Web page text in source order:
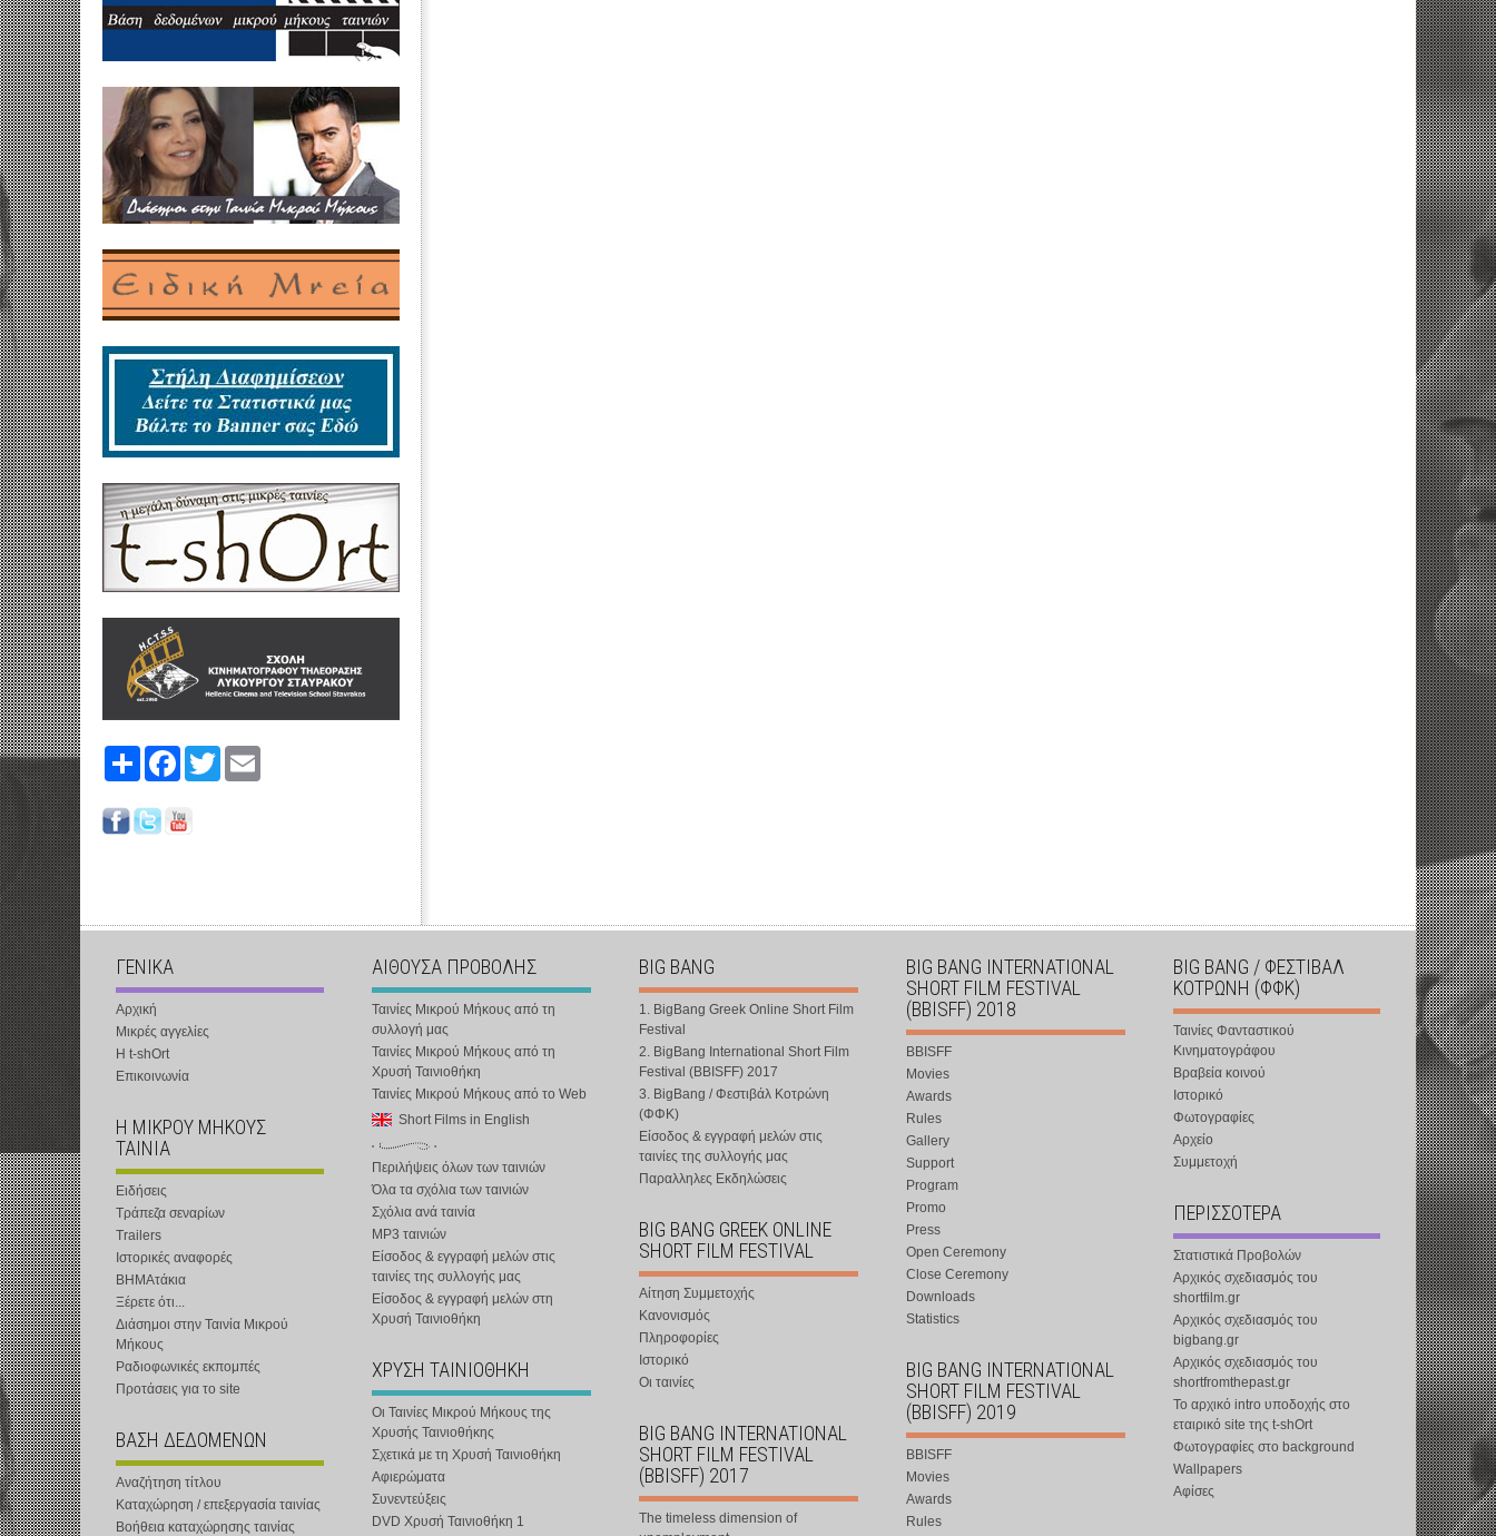
Share FacebookTwitter
ΓΕΝΙΚΑ
Αρχική
Μικρές αγγελίες
Η t-shOrt
Επικοινωνία
Η ΜΙΚΡΟΥ ΜΗΚΟΥΣ
ΤΑΙΝΙΑ
Ειδήσεις
Τράπεζα σεναρίων
Trailers
Ιστορικές αναφορές
ΒΗΜΑτάκια
Ξέρετε ότι...
Διάσημοι στην Ταινία Μικρού
Μήκους
Ραδιοφωνικές εκπομπές
Προτάσεις για το site
ΒΑΣΗ ΔΕΔΟΜΕΝΩΝ
Αναζήτηση τίτλου
Καταχώρηση / επεξεργασία ταινίας
Βοήθεια καταχώρησης ταινίας
ΑΙΘΟΥΣΑ ΠΡΟΒΟΛΗΣ
Ταινίες Μικρού Μήκους από τη
συλλογή μας
Ταινίες Μικρού Μήκους από τη
Χρυσή Ταινιοθήκη
Ταινίες Μικρού Μήκους από το Web
Short Films in English
Περιλήψεις όλων των ταινιών
Όλα τα σχόλια των ταινιών
Σχόλια ανά ταινία
MP3 ταινιών
Είσοδος & εγγραφή μελών στις
ταινίες της συλλογής μας
Είσοδος & εγγραφή μελών στη
Χρυσή Ταινιοθήκη
ΧΡΥΣΗ ΤΑΙΝΙΟΘΗΚΗ
Οι Ταινίες Μικρού Μήκους της
Χρυσής Ταινιοθήκης
Σχετικά με τη Χρυσή Ταινιοθήκη
Αφιερώματα
Συνεντεύξεις
DVD Χρυσή Ταινιοθήκη 1
BIG BANG
1. BigBang Greek Online Short Film
Festival
2. BigBang International Short Film
Festival (BBISFF) 2017
3. BigBang / Φεστιβάλ Κοτρώνη
(ΦΦΚ)
Είσοδος & εγγραφή μελών στις
ταινίες της συλλογής μας
Παραλληλες Εκδηλώσεις
BIG BANG GREEK ONLINE
SHORT FILM FESTIVAL
Αίτηση Συμμετοχής
Κανονισμός
Πληροφορίες
Ιστορικό
Οι ταινίες
BIG BANG INTERNATIONAL
SHORT FILM FESTIVAL
(BBISFF) 2017
The timeless dimension of
BIG BANG INTERNATIONAL
SHORT FILM FESTIVAL
(BBISFF) 2018
BBISFF
Movies
Awards
Rules
Gallery
Support
Program
Promo
Press
Open Ceremony
Close Ceremony
Downloads
Statistics
BIG BANG INTERNATIONAL
SHORT FILM FESTIVAL
(BBISFF) 2019
BBISFF
Movies
Awards
Rules
BIG BANG / ΦΕΣΤΙΒΑΛ
ΚΟΤΡΩΝΗ (ΦΦΚ)
Ταινίες Φανταστικού
Κινηματογράφου
Βραβεία κοινού
Ιστορικό
Φωτογραφίες
Αρχείο
Συμμετοχή
ΠΕΡΙΣΣΟΤΕΡΑ
Στατιστικά Προβολών
Αρχικός σχεδιασμός του
shortfilm.gr
Αρχικός σχεδιασμός του
bigbang.gr
Αρχικός σχεδιασμός του
shortfromthepast.gr
Το αρχικό intro υποδοχής στο
εταιρικό site της t-shOrt
Φωτογραφίες στο background
Wallpapers
Αφίσες